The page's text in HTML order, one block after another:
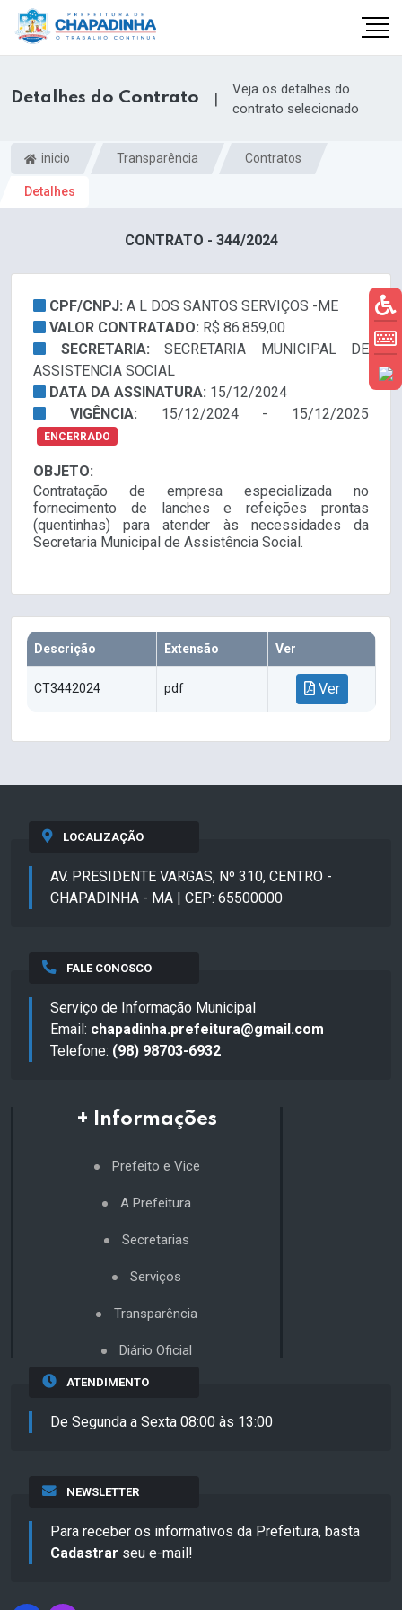
Detalhes do Contrato |
Veja os detalhes do
contrato selecionado
inicio Transparência Contratos
Detalhes
CONTRATO - 344/2024
CPF/CNPJ: A L DOS SANTOS SERVIÇOS -ME
VALOR CONTRATADO: R$ 86.859,00
SECRETARIA: SECRETARIA MUNICIPAL DE
ASSISTENCIA SOCIAL
DATA DA ASSINATURA: 15/12/2024
VIGÊNCIA: 15/12/2024 - 15/12/2025
ENCERRADO
OBJETO:
Contratação de empresa especializada no
fornecimento de lanches e refeições prontas
(quentinhas) para atender às necessidades da
Secretaria Municipal de Assistência Social.
Descrição Extensão Ver
CT3442024 pdf Ver
LOCALIZAÇÃO
AV. PRESIDENTE VARGAS, Nº 310, CENTRO -
CHAPADINHA - MA | CEP: 65500000
FALE CONOSCO
Serviço de Informação Municipal
Email: chapadinha.prefeitura@gmail.com
Telefone: (98) 98703-6932
+ Informações
Prefeito e Vice
A Prefeitura
Secretarias
Serviços
Transparência
Diário Oficial
ATENDIMENTO
De Segunda a Sexta 08:00 às 13:00
NEWSLETTER
Para receber os informativos da Prefeitura, basta
Cadastrar seu e-mail!